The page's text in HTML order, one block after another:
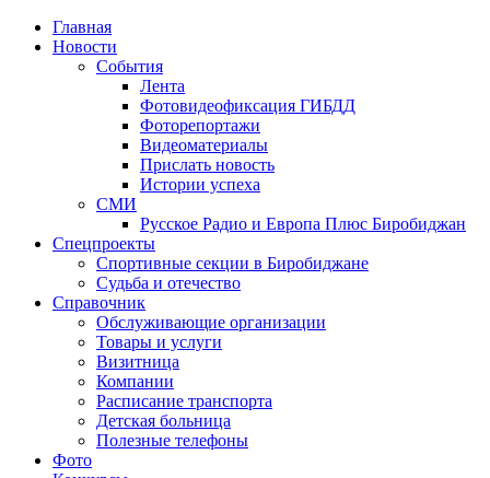
Главная
Новости
События
Лента
Фотовидеофиксация ГИБДД
Фоторепортажи
Видеоматериалы
Прислать новость
Истории успеха
СМИ
Русское Радио и Европа Плюс Биробиджан
Спецпроекты
Спортивные секции в Биробиджане
Судьба и отечество
Справочник
Обслуживающие организации
Товары и услуги
Визитница
Компании
Расписание транспорта
Детская больница
Полезные телефоны
Фото